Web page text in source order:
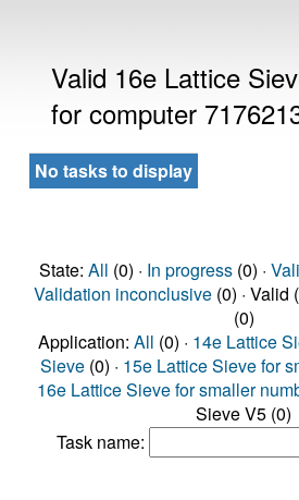
Valid 16e Lattice
for computer
No tasks to display
State: All (0) · In progress(0) ·
Validation inconclusive(0) · Valid
(0)
Application: All (0) · 14e Lattice
Sieve (0) · 15e Lattice Sieve for
16e Lattice Sieve for smaller
Sieve V5 (0)
Task name: